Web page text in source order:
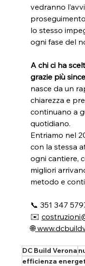
vedranno
lo stesso
ogni fase del
A chi ci ha
grazie più
nasce da un
chiarezza e
continuano a
quotidiano.
Entriamo nel
con la stessa
ogni cantiere,
migliori
metodo e
📞 351 347
✉️
🌐
DC Build Verona
efficienza